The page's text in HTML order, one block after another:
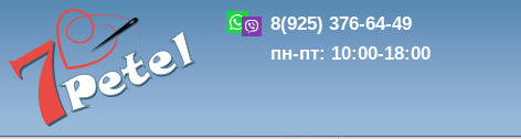
8(925) 376-64-49
пн-пт: 10:00-18:00